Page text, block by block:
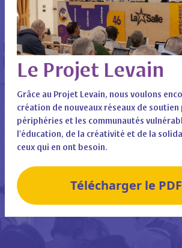
Le Projet Levain
Grâce au Projet Levain, nous voulons
création de nouveaux réseaux de soutien
périphéries et les communautés
l'éducation, de la créativité et de la
ceux qui en ont besoin.
Télécharger le PDF